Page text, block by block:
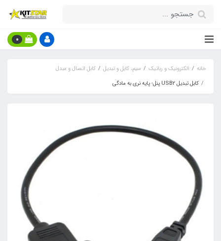
0
خانه الکترونیک و رباتیک سیم، کابل و تبدیل
کابل اتصال و مبدل
کابل تبدیل USB2 پنل- پایه نری به مادگی